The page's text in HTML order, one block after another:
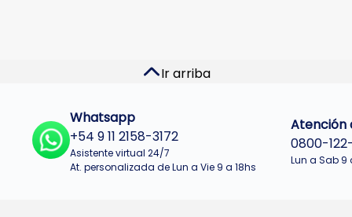
Ir arriba
Whatsapp
+54 9 11 2158-3172
Asistente virtual 24/7
At. personalizada de Lun a Vie 9 a 18hs
Atención
0800-
Lun a Sab 9